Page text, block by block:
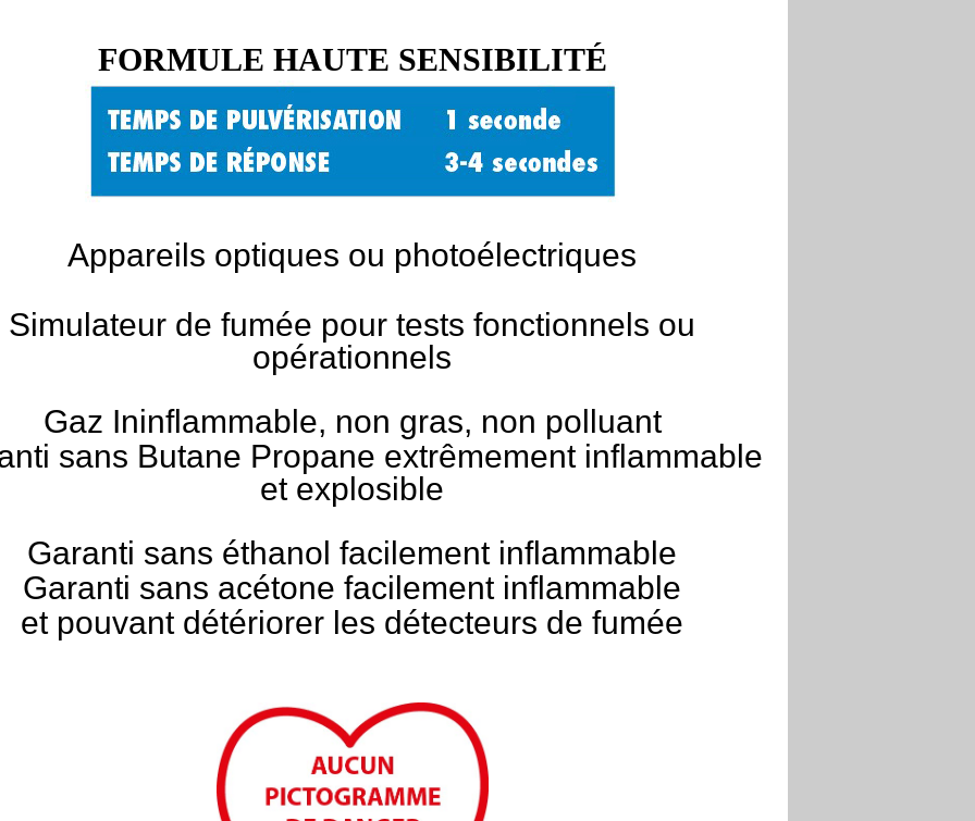
FORMULE HAUTE SENSIBILITÉ
Appareils optiques ou photoélectriques
Simulateur de fumée pour tests fonctionnels ou
opérationnels
Gaz Ininflammable, non gras, non polluant
sans Butane Propane extrêmement inflammable
et explosible
Garanti sans éthanol facilement inflammable
Garanti sans acétone facilement inflammable
et pouvant détériorer les détecteurs de fumée